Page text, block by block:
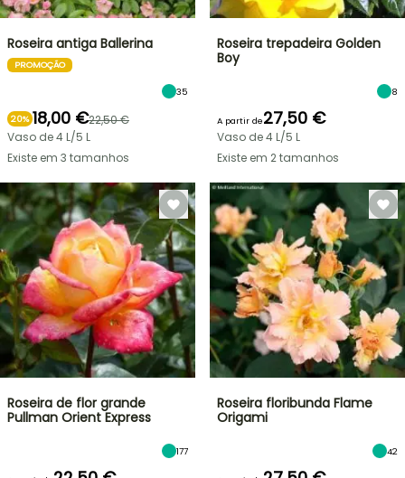
Roseira antiga Ballerina
PROMOÇÃO
35
20% 18,00 €22,50 €
Vaso de 4 L/5 L
Existe em 3 tamanhos
Roseira trepadeira Golden
Boy
8
A partir de27,50 €
Vaso de 4 L/5 L
Existe em 2 tamanhos
Roseira de flor grande
Pullman Orient Express
177
Roseira floribunda Flame
Origami
42